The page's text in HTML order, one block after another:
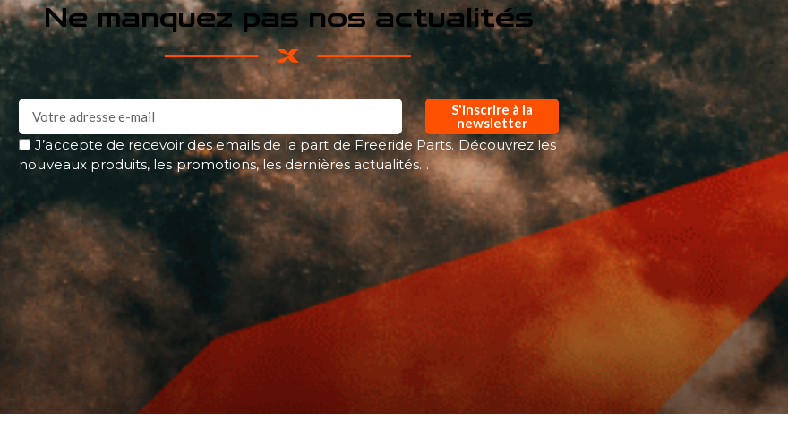
Ne manquez pas nos actualités
S'inscrire à la
newsletter
J’accepte de recevoir des emails de la part de Freeride Parts. Découvrez les
nouveaux produits, les promotions, les dernières actualités…